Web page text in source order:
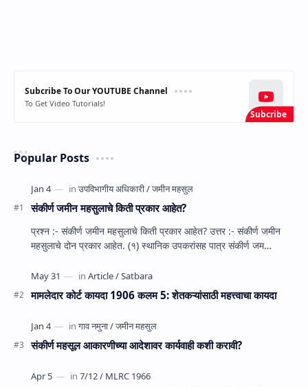
Subcribe To Our YOUTUBE Channel
To Get Video Tutorials!
Popular Posts
संकीर्ण जमीन महसुलाचे किती प्रकार आहेत?
प्रश्‍न :- संकीर्ण जमीन महसुलाचे किती प्रकार आहेत? उत्तर :- संकीर्ण जमीन
महसुलाचे दोन प्रकार आहेत. (१) स्‍थानिक उपकरांसह पात्र संकीर्ण जम…
मामलेदार कोर्ट कायदा 1906 कलम 5: शेतकऱ्यांसाठी महत्त्वाचा कायदा
संकीर्ण महसूल आकारणीच्या आदेशावर कार्यवाही कशी करावी?